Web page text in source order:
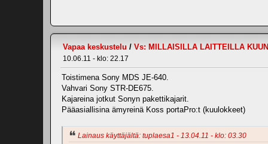
Vapaa keskustelu / Vs: MILLAISILLA LAITTEILLA
10.06.11 - klo: 22.17
Toistimena Sony MDS JE-640.
Vahvari Sony STR-DE675.
Kajareina jotkut Sonyn pakettikajarit.
Pääasiallisina ämyreinä Koss portaPro:t (kuulokkeet)
Lainaus käyttäjältä: tuplaesa1 - 13.04.11 - klo: 03.30